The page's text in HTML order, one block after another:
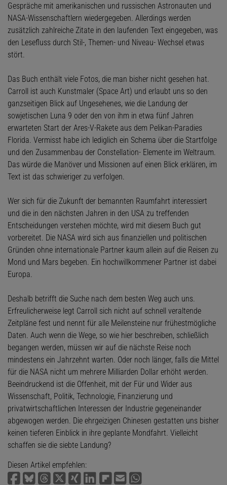
Gespräche mit amerikanischen und russischen Astronauten und
NASA-Wissenschaftlern wiedergegeben. Allerdings werden
zusätzlich zahlreiche Zitate in den laufenden Text eingegeben, was
den Lesefluss durch Stil-, Themen- und Niveau- Wechsel etwas
stört.
Das Buch enthält viele Fotos, die man bisher nicht gesehen hat.
Carroll ist auch Kunstmaler (Space Art) und erlaubt uns so den
ganzseitigen Blick auf Ungesehenes, wie die Landung der
sowjetischen Luna 9 oder den von ihm in etwa fünf Jahren
erwarteten Start der Ares-V-Rakete aus dem Pelikan-Paradies
Florida. Vermisst habe ich lediglich ein Schema über die Startfolge
und den Zusammenbau der Constellation- Elemente im Weltraum.
Das würde die Manöver und Missionen auf einen Blick erklären, im
Text ist das schwieriger zu verfolgen.
Wer sich für die Zukunft der bemannten Raumfahrt interessiert
und die in den nächsten Jahren in den USA zu treffenden
Entscheidungen verstehen möchte, wird mit diesem Buch gut
vorbereitet. Die NASA wird sich aus finanziellen und politischen
Gründen ohne internationale Partner kaum allein auf die Reisen zu
Mond und Mars begeben. Ein hochwillkommener Partner ist dabei
Europa.
Deshalb betrifft die Suche nach dem besten Weg auch uns.
Erfreulicherweise legt Carroll sich nicht auf schnell veraltende
Zeitpläne fest und nennt für alle Meilensteine nur frühestmögliche
Daten. Auch wenn die Wege, so wie hier beschreiben, schließlich
begangen werden, müssen wir auf die nächste Reise noch
mindestens ein Jahrzehnt warten. Oder noch länger, falls die Mittel
für die NASA nicht um mehrere Milliarden Dollar erhöht werden.
Beeindruckend ist die Offenheit, mit der Für und Wider aus
Wissenschaft, Politik, Technologie, Finanzierung und
privatwirtschaftlichen Interessen der Industrie gegeneinander
abgewogen werden. Die ehrgeizigen Chinesen gestatten uns bisher
keinen tieferen Einblick in ihre geplante Mondfahrt. Vielleicht
schaffen sie die siebte Landung?
Diesen Artikel empfehlen: